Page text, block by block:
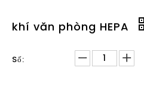
khí văn phòng HEPA
Số: